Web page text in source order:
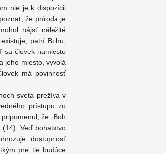
nie je k dispozícii
že príroda je
nájsť náležité
patrí Bohu,
sa človek namiesto
jeho miesto, vyvolá
má povinnosť
sveta prežíva v
prístupu zo
že „Boh
(14). Veď bohatstvo
dostupnosť
pre tie budúce